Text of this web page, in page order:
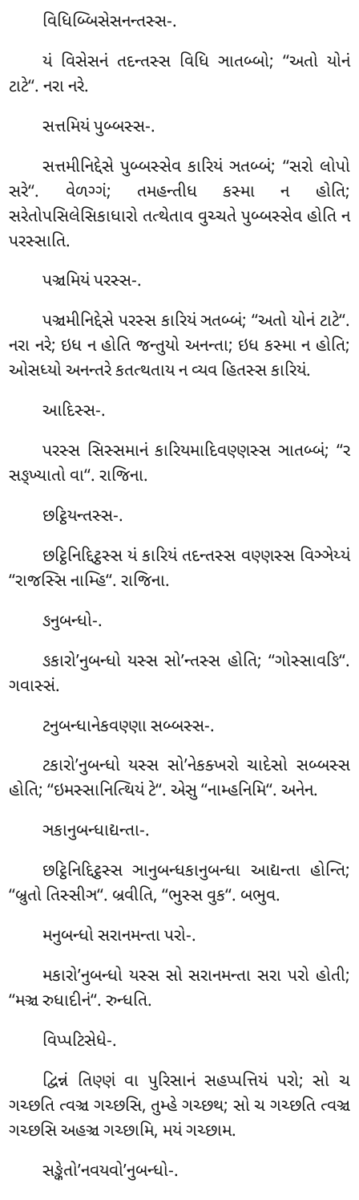
વિધિબ્બિસેસનન્તસ્સ-.
યં વિસેસનં તદન્તસ્સ વિધિ ઞાતબ્બો; ‘‘અતો યોનં
ટાટે‘‘. નરા નરે.
સત્તમિયંપુબ્બસ્સ-.
સત્તમીનિદ્દેસે પુબ્બસ્સેવ કારિયં ઞતબ્બં; ‘‘સરો લોપો
સરે‘‘. વેળગ્ગં; તમહન્તીધ કસ્મા ન હોતિ;
સરેતોપસિલેસિકાધારો તત્થેતાવ વુચ્ચતે પુબ્બસ્સેવ હોતિ ન
પરસ્સાતિ.
પઞ્ચમિયંપરસ્સ-.
પઞ્ચમીનિદ્દેસે પરસ્સ કારિયં ઞતબ્બં; ‘‘અતો યોનં ટાટે‘‘.
નરા નરે; ઇધ ન હોતિ જન્તુયો અનન્તા; ઇધ કસ્મા ન હોતિ;
ઓસધ્યો અનન્તરે કતત્થતાય ન વ્યવ હિતસ્સ કારિયં.
આદિસ્સ-.
પરસ્સ સિસ્સમાનં કારિયમાદિવણ્ણસ્સ ઞાતબ્બં; ‘‘ર
સઙ્ખ્યાતો વા‘‘. રાજિના.
છટ્ઠિયન્તસ્સ-.
છટ્ઠિનિદ્દિટ્ઠસ્સ યં કારિયં તદન્તસ્સ વણ્ણસ્સ વિઞ્ઞેય્યં
‘‘રાજસ્સિ નામ્હિ‘‘. રાજિના.
ઙનુબન્ધો-.
ઙકારો’નુબન્ધો યસ્સ સો’ન્તસ્સ હોતિ; ‘‘ગોસ્સાવઙિ‘‘.
ગવાસ્સં.
ટનુબન્ધાનેકવણ્ણા સબ્બસ્સ-.
ટકારો’નુબન્ધો યસ્સ સો’નેકક્ખરો ચાદેસો સબ્બસ્સ
હોતિ; ‘‘ઇમસ્સાનિત્થિયં ટે‘‘. એસુ ‘‘નામ્હનિમિ‘‘. અનેન.
ઞકાનુબન્ધાદ્યન્તા-.
છટ્ઠિનિદ્દિટ્ઠસ્સ ઞાનુબન્ધકાનુબન્ધા આદ્યન્તા હોન્તિ;
‘‘બ્રુતો તિસ્સીઞ‘‘. બ્રવીતિ, ‘‘ભુસ્સ વુક‘‘. બભુવ.
મનુબન્ધો સરાનમન્તા પરો-.
મકારો’નુબન્ધો યસ્સ સો સરાનમન્તા સરા પરો હોતી;
‘‘મઞ્ચ રુધાદીનં‘‘. રુન્ધતિ.
વિપ્પટિસેધે-.
દ્વિન્નં તિણ્ણં વા પુરિસાનં સહપ્પત્તિયં પરો; સો ચ
ગચ્છતિ ત્વઞ્ચ ગચ્છસિ, તુમ્હે ગચ્છથ; સો ચ ગચ્છતિ ત્વઞ્ચ
ગચ્છસિ અહઞ્ચ ગચ્છામિ, મયં ગચ્છામ.
સઙ્કેતો’નવયવો’નુબન્ધો-.